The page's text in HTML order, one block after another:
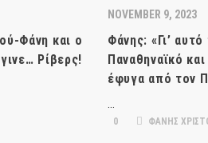
Φάνη και ο
Ρίβερς!
NOVEMBER 9, 2023
Φάνης: «Γι’
Παναθηναϊκό
έφυγα από τον
…
0 ΦΑΝΗΣ